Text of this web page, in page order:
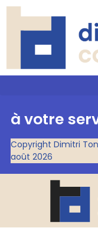
à votre
Copyright Dimitri
août 2026